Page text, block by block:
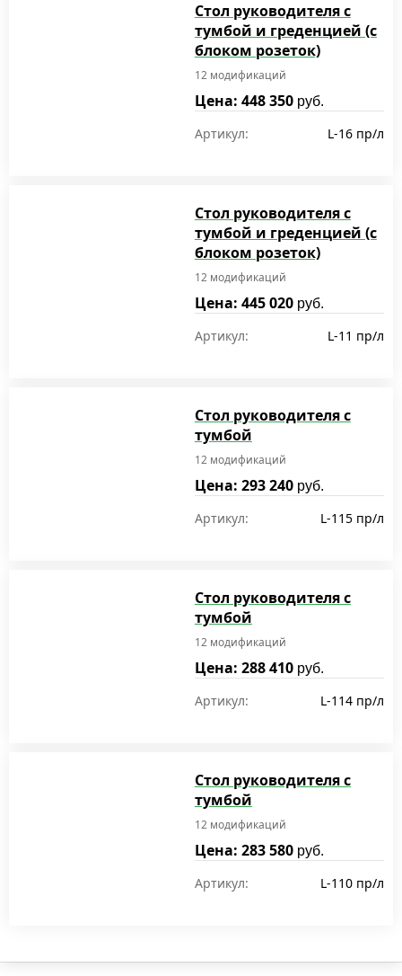
Стол руководителя с
тумбой и греденцией (с
блоком розеток)
12 модификаций
Цена: 448 350 руб.
Артикул: L-16 пр/л
Стол руководителя с
тумбой и греденцией (с
блоком розеток)
12 модификаций
Цена: 445 020 руб.
Артикул: L-11 пр/л
Стол руководителя с
тумбой
12 модификаций
Цена: 293 240 руб.
Артикул: L-115 пр/л
Стол руководителя с
тумбой
12 модификаций
Цена: 288 410 руб.
Артикул: L-114 пр/л
Стол руководителя с
тумбой
12 модификаций
Цена: 283 580 руб.
Артикул: L-110 пр/л